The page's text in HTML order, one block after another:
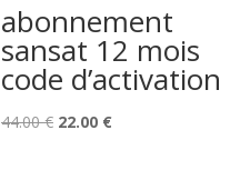
abonnement
sansat 12 mois
code d’activation
44.00€ Le
22.00 €Le